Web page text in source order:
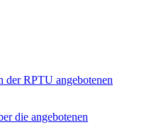
der RPTU angebotenen
die angebotenen